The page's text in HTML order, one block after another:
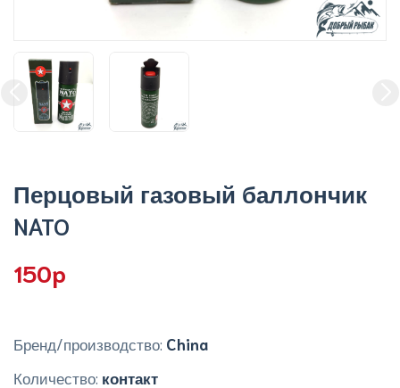
Перцовый газовый баллончик
NATO
150p
Бренд/производство: China
Количество: контакт